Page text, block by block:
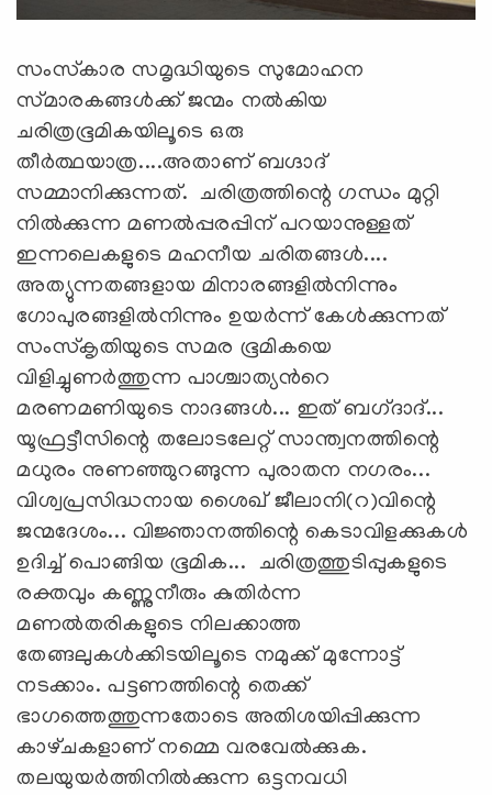
സംസ്‌കാര സമൃദ്ധിയുടെ സുമോഹന
സ്‌മാരകങ്ങള്‍ക്ക്‌ ജന്മം നല്‍കിയ
ചരിത്രഭൂമികയിലൂടെ ഒരു
തീര്‍ത്ഥയാത്ര....അതാണ് ബഗ്ദാദ്
സമ്മാനിക്കുന്നത്. ചരിത്രത്തിന്റെ ഗന്ധം മുറ്റി
നില്‍ക്കുന്ന മണല്‍പ്പരപ്പിന്‌ പറയാനുള്ളത്‌
ഇന്നലെകളുടെ മഹനീയ ചരിതങ്ങള്‍....
അത്യുന്നതങ്ങളായ മിനാരങ്ങളില്‍നിന്നും
ഗോപുരങ്ങളില്‍നിന്നും ഉയര്‍ന്ന്‌ കേള്‍ക്കുന്നത്‌
സംസ്‌കൃതിയുടെ സമര ഭൂമികയെ
വിളിച്ചുണര്‍ത്തുന്ന പാശ്ചാത്യന്‍റെ
മരണമണിയുടെ നാദങ്ങള്‍... ഇത്‌ ബഗ്‌ദാദ്‌...
യൂഫ്രട്ടീസിന്റെ തലോടലേറ്റ്‌ സാന്ത്വനത്തിന്റെ
മധുരം നുണഞ്ഞുറങ്ങുന്ന പുരാതന നഗരം...
വിശ്വപ്രസിദ്ധനായ ശൈഖ്‌ ജീലാനി(റ)വിന്റെ
ജന്മദേശം... വിജ്ഞാനത്തിന്റെ കെടാവിളക്കുകള്‍
ഉദിച്ച്‌ പൊങ്ങിയ ഭൂമിക... ചരിത്രത്തുടിപ്പുകളുടെ
രക്തവും കണ്ണുനീരും കുതിര്‍ന്ന
മണല്‍തരികളുടെ നിലക്കാത്ത
തേങ്ങലുകള്‍ക്കിടയിലൂടെ നമുക്ക്‌ മുന്നോട്ട്‌
നടക്കാം. പട്ടണത്തിന്റെ തെക്ക്‌
ഭാഗത്തെത്തുന്നതോടെ അതിശയിപ്പിക്കുന്ന
കാഴ്‌ചകളാണ്‌ നമ്മെ വരവേല്‍ക്കുക.
തലയുയര്‍ത്തിനില്‍ക്കുന്ന ഒട്ടനവധി